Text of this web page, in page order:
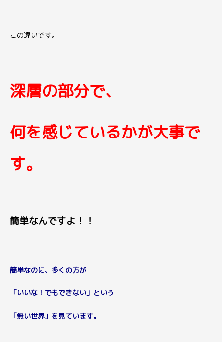
この違いです。
深層の部分で、
何を感じているかが大事で
す。
簡単なんですよ！！
簡単なのに、多くの方が
「いいな！でもできない」という
「無い世界」を見ています。